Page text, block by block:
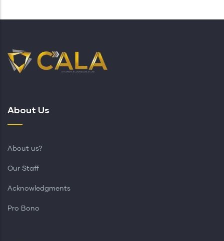
About Us
About us?
Our Staff
Acknowledgments
Pro Bono